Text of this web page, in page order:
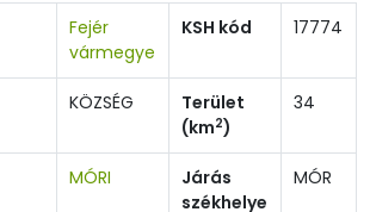
Fejér
vármegye
KSH kód 17774
KÖZSÉG
Terület
(km2)
34
MÓRI
Járás
székhelye
MÓR